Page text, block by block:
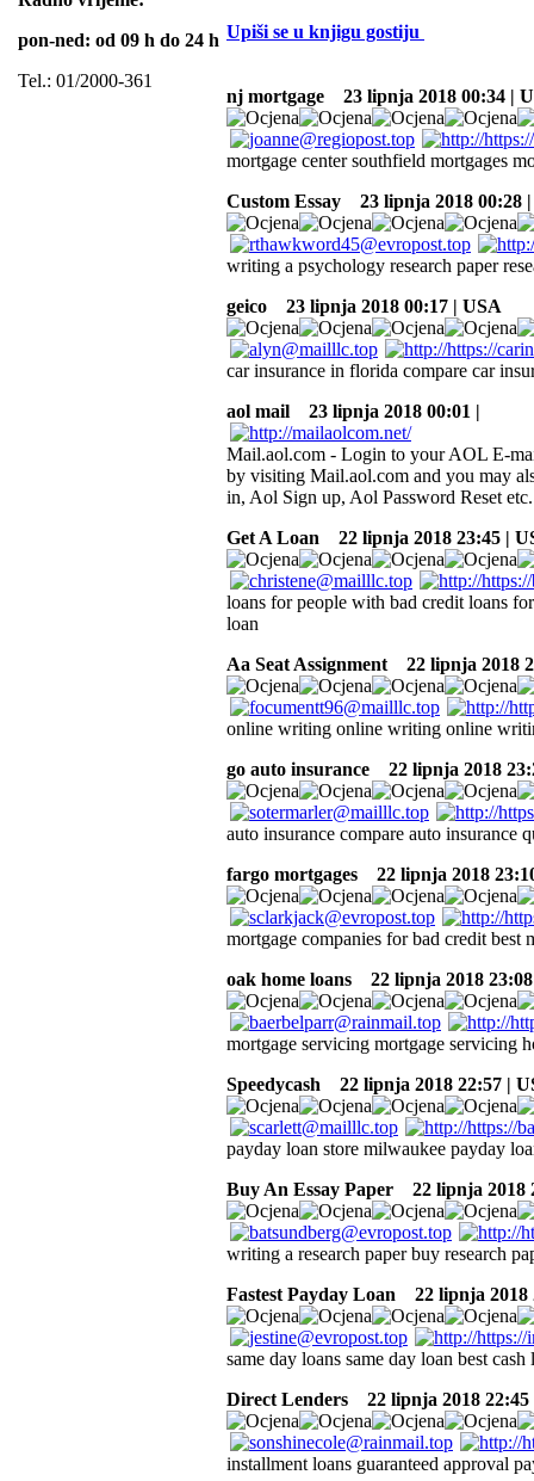
pon-ned: od 09 h do 24 h
Tel.: 01/2000-361
Upiši se u knjigu gostiju
nj mortgage 23 lipnja 2018 00:34 |
mortgage center southfield mortgages
Custom Essay
23 lipnja 2018 00:28
writing a psychology research paper
geico
23 lipnja 2018 00:17 | USA
car insurance in florida compare car
aol mail
23 lipnja 2018 00:01 |
Mail.aol.com - Login to your AOL E-
by visiting Mail.aol.com and you may
in, Aol Sign up, Aol Password Reset etc.
Get A Loan
22 lipnja 2018 23:45 |
loans for people with bad credit loans
loan
Aa Seat Assignment
22 lipnja 2018
online writing online writing online
go auto insurance
22 lipnja 2018
auto insurance compare auto insurance
fargo mortgages
22 lipnja 2018
mortgage companies for bad credit best
oak home loans
22 lipnja 2018
mortgage servicing mortgage servicing
Speedycash
22 lipnja 2018 22:57 |
payday loan store milwaukee payday
Buy An Essay Paper
22 lipnja 2018
writing a research paper buy research
Fastest Payday Loan
22 lipnja 2018
same day loans same day loan best
Direct Lenders
22 lipnja 2018 22:45
installment loans guaranteed approval